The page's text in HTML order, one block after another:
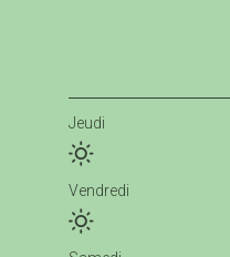
Jeudi
Vendredi